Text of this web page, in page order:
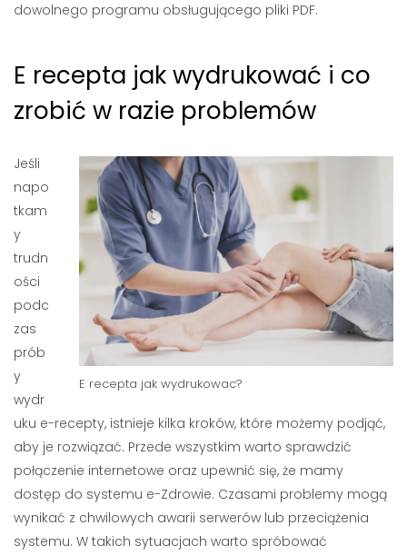
dowolnego programu obsługującego pliki PDF.
E recepta jak wydrukować i co
zrobić w razie problemów
E recepta jak wydrukowac?
Jeśli
napo
tkam
y
trudn
ości
podc
zas
prób
y
wydr
uku e-recepty, istnieje kilka kroków, które możemy podjąć,
aby je rozwiązać. Przede wszystkim warto sprawdzić
połączenie internetowe oraz upewnić się, że mamy
dostęp do systemu e-Zdrowie. Czasami problemy mogą
wynikać z chwilowych awarii serwerów lub przeciążenia
systemu. W takich sytuacjach warto spróbować